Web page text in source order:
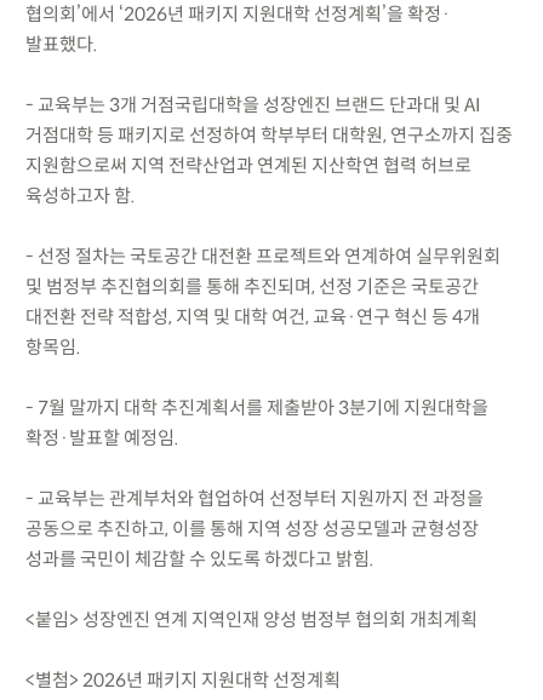
협의회’에서 ‘2026년 패키지 지원대학 선정계획’을 확정·
발표했다.
- 교육부는 3개 거점국립대학을 성장엔진 브랜드 단과대 및 AI
거점대학 등 패키지로 선정하여 학부부터 대학원, 연구소까지 집중
지원함으로써 지역 전략산업과 연계된 지산학연 협력 허브로
육성하고자 함.
- 선정 절차는 국토공간 대전환 프로젝트와 연계하여 실무위원회
및 범정부 추진협의회를 통해 추진되며, 선정 기준은 국토공간
대전환 전략 적합성, 지역 및 대학 여건, 교육·연구 혁신 등 4개
항목임.
- 7월 말까지 대학 추진계획서를 제출받아 3분기에 지원대학을
확정·발표할 예정임.
- 교육부는 관계부처와 협업하여 선정부터 지원까지 전 과정을
공동으로 추진하고, 이를 통해 지역 성장 성공모델과 균형성장
성과를 국민이 체감할 수 있도록 하겠다고 밝힘.
<붙임> 성장엔진 연계 지역인재 양성 범정부 협의회 개최계획
<별첨> 2026년 패키지 지원대학 선정계획